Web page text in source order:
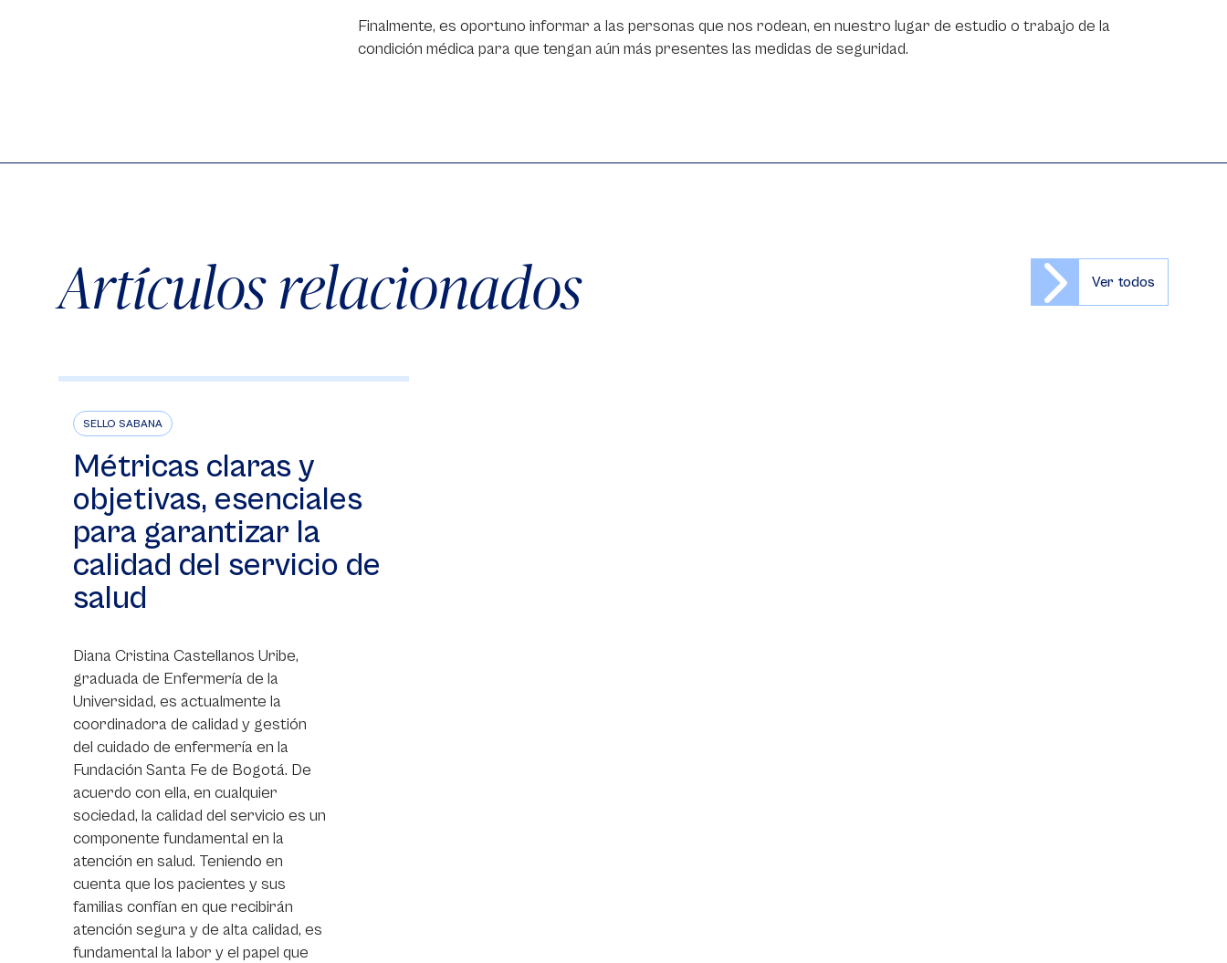
Finalmente, es oportuno informar a las personas que nos rodean, en nuestro lugar de estudio o trabajo de la
condición médica para que tengan aún más presentes las medidas de seguridad.
Artículos relacionados Ver todos
SELLO SABANA
Métricas claras y
objetivas, esenciales
para garantizar la
calidad del servicio de
salud
Diana Cristina Castellanos Uribe,
graduada de Enfermería de la
Universidad, es actualmente la
coordinadora de calidad y gestión
del cuidado de enfermería en la
Fundación Santa Fe de Bogotá. De
acuerdo con ella, en cualquier
sociedad, la calidad del servicio es un
componente fundamental en la
atención en salud. Teniendo en
cuenta que los pacientes y sus
familias confían en que recibirán
atención segura y de alta calidad, es
fundamental la labor y el papel que